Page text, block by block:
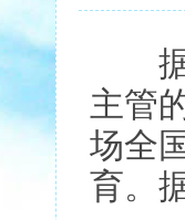
据
主管
场全
育。